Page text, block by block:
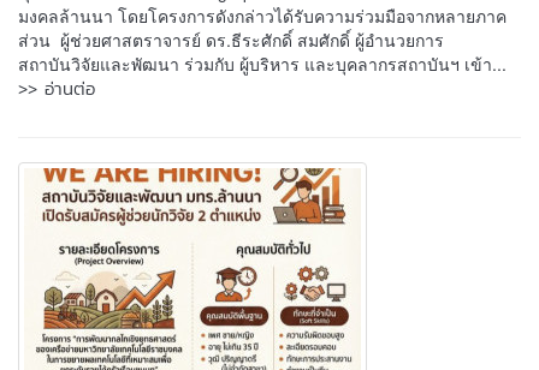
มงคลล้านนา โดยโครงการดังกล่าวได้รับความร่วมมือจากหลายภาค
ส่วน ผู้ช่วยศาสตราจารย์ ดร.ธีระศักดิ์ สมศักดิ์ ผู้อำนวยการ
สถาบันวิจัยและพัฒนา ร่วมกับ ผู้บริหาร และบุคลากรสถาบันฯ เข้า...
>> อ่านต่อ